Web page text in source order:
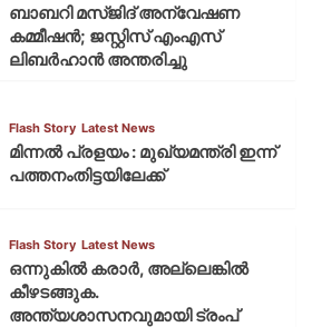
ബാബറി മസ്ജിദ് അന്വേഷണ
കമ്മീഷന്‍; ജസ്റ്റിസ് എംഎസ്
ലിബര്‍ഹാന്‍ അന്തരിച്ചു
Flash Story Latest News
മിന്നല്‍ പ്രളയം : മുഖ്യമന്ത്രി ഇന്ന്
പത്തനംതിട്ടയിലേക്ക്
Flash Story Latest News
ഒന്നുകില്‍ കരാര്‍, അല്ലെങ്കില്‍
കീഴടങ്ങുക.
അന്ത്യശാസനവുമായി ട്രംപ്